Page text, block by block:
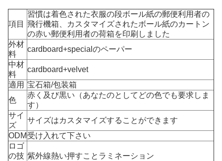
項目
習慣は着色された衣服の段ボール紙の郵便利用者の
飛行機箱、カスタマイズされたボール紙のカートン
の赤い郵便利用者の荷箱を印刷しました
外材
料
cardboard+specialのペーパー
中材
料
cardboard+velvet
適用 宝石箱/包装箱
色
赤く及び黒い（あなたのとしてどの色でも要求しま
す）
サイ
ズ
サイズはカスタマイズすることができます
ODM 受け入れて下さい
ロゴ
の技 紫外線熱い押すことラミネーション